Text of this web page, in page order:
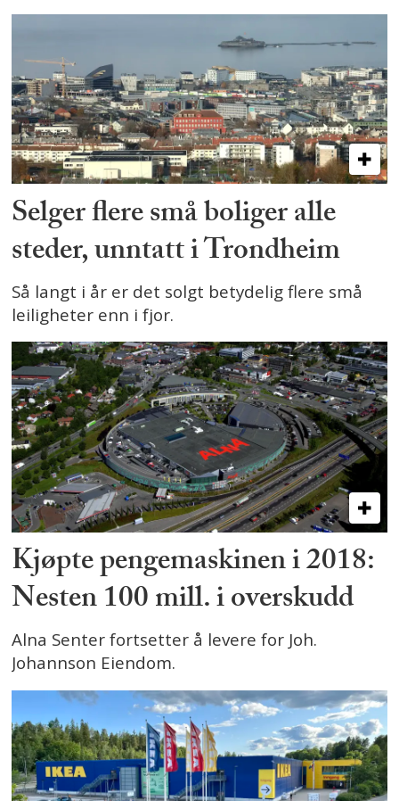
Selger flere små boliger alle
steder, unntatt i Trondheim
Så langt i år er det solgt betydelig flere små
leiligheter enn i fjor.
Kjøpte pengemaskinen i 2018:
Nesten 100 mill. i overskudd
Alna Senter fortsetter å levere for Joh.
Johannson Eiendom.